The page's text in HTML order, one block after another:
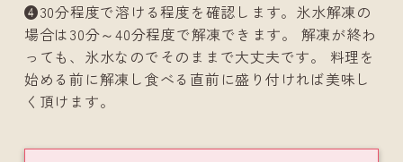
❹30分程度で溶ける程度を確認します。氷水解凍の
場合は30分～40分程度で解凍できます。 解凍が終わ
っても、氷水なのでそのままで大丈夫です。 料理を
始める前に解凍し食べる直前に盛り付ければ美味し
く頂けます。